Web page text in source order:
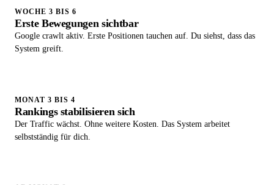
WOCHE 3 BIS 6
Erste Bewegungen sichtbar
Google crawlt aktiv. Erste Positionen tauchen auf. Du siehst, dass das
System greift.
MONAT 3 BIS 4
Rankings stabilisieren sich
Der Traffic wächst. Ohne weitere Kosten. Das System arbeitet
selbstständig für dich.